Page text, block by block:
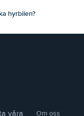
hyrbilen?
våra Om oss